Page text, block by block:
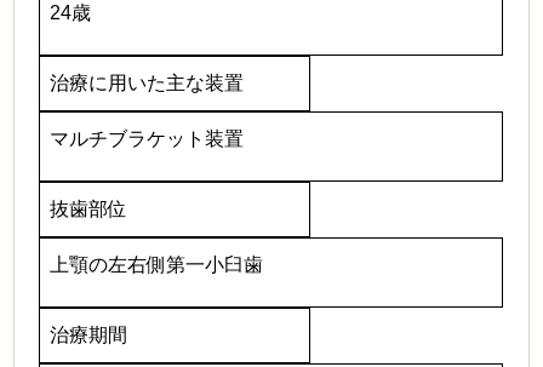
24歳
治療に用いた主な装置
マルチブラケット装置
抜歯部位
上顎の左右側第一小臼歯
治療期間